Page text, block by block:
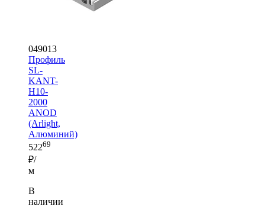
049013
Профиль
SL-
KANT-
H10-
2000
ANOD
(Arlight,
Алюминий)
52269
₽/
м
В
наличии